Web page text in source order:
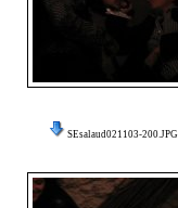
SEsalaud021103-200.JPG